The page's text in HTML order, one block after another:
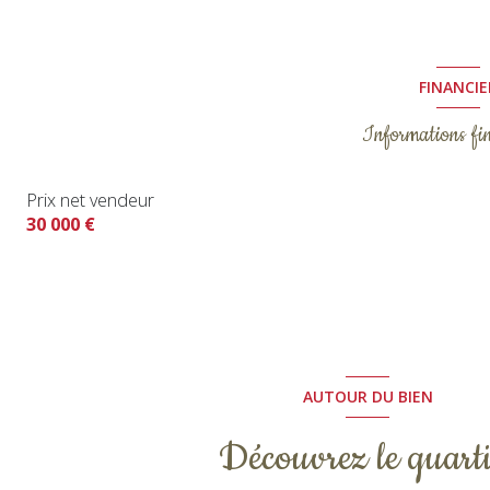
Informations
Prix net vendeur
30 000 €
AUTOUR DU BIEN
Découvrez le